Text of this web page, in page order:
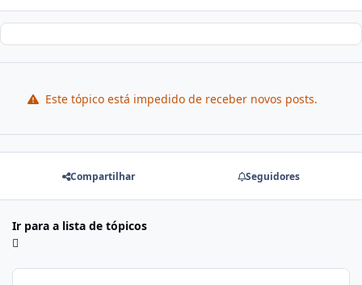
Este tópico está impedido de receber novos posts.
Compartilhar Seguidores
Ir para a lista de tópicos